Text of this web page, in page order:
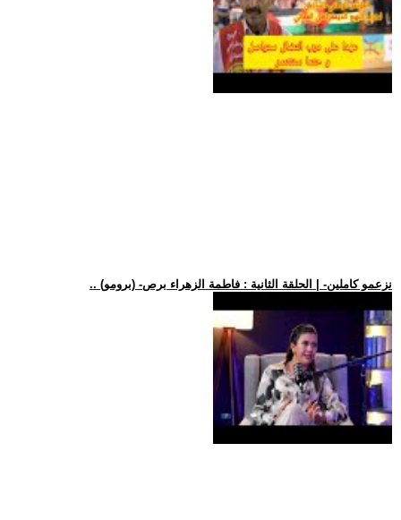
.. (برومو) -نزعمو كاملين- | الحلقة الثانية : فاطمة الزهراء برص